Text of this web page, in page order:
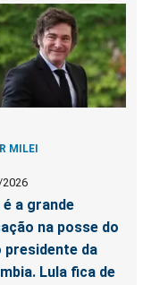
MILEI
é a grande
na posse do
presidente da
Lula fica de